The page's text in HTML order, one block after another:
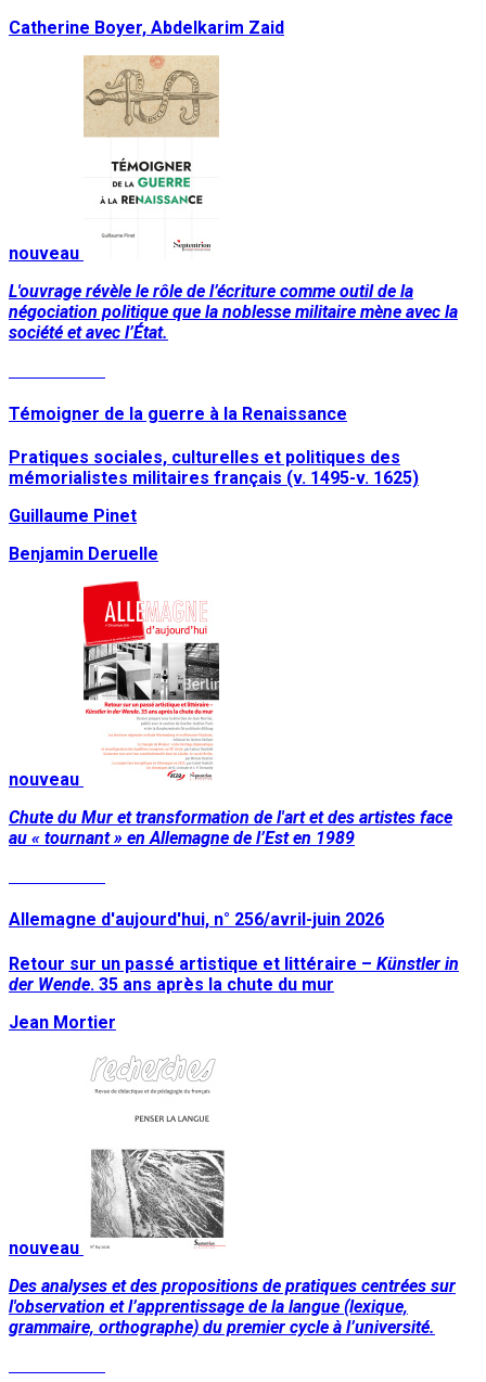
Catherine Boyer, Abdelkarim Zaid
nouveau
L'ouvrage révèle le rôle de l’écriture comme outil de la
négociation politique que la noblesse militaire mène avec la
société et avec l’État.
Témoigner de la guerre à la Renaissance
Pratiques sociales, culturelles et politiques des
mémorialistes militaires français (v. 1495-v. 1625)
Guillaume Pinet
Benjamin Deruelle
nouveau
Chute du Mur et transformation de l'art et des artistes face
au « tournant » en Allemagne de l’Est en 1989
Allemagne d'aujourd'hui, n° 256/avril-juin 2026
Retour sur un passé artistique et littéraire – Künstler in
der Wende. 35 ans après la chute du mur
Jean Mortier
nouveau
Des analyses et des propositions de pratiques centrées sur
l'observation et l’apprentissage de la langue (lexique,
grammaire, orthographe) du premier cycle à l’université.